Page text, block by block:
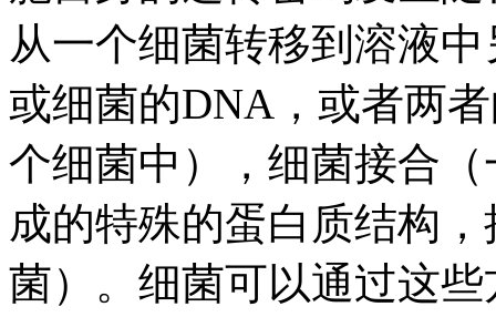
从一个细菌转移到溶液
或细菌的DNA，或者两
个细菌中），细菌接合
成的特殊的蛋白质结构
菌）。细菌可以通过这